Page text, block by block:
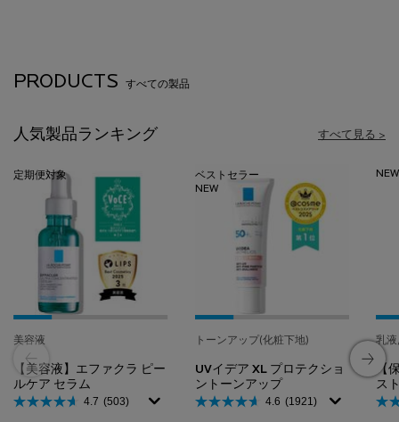
PRODUCTS すべての製品
人気製品ランキング すべて見る >
定期便対象
美容液
【美容液】エファクラ ピー
ルケア セラム
4.7 (503)
ベストセラー
NEW
トーンアップ(化粧下地)
UVイデア XL プロテクショ
ントーンアップ
4.6 (1921)
NEW
乳
【
ス